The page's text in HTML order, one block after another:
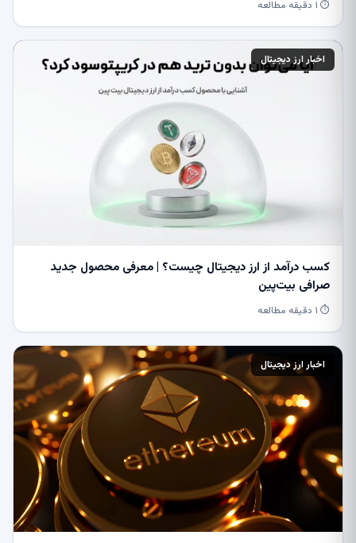
⏱ ۱ دقیقه مطالعه
اخبار ارز دیجیتال
کسب درآمد از ارز دیجیتال چیست؟ | معرفی محصول جدید
صرافی بیت‌پین
⏱ ۱ دقیقه مطالعه
اخبار ارز دیجیتال